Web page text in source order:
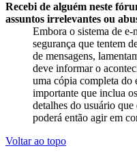
Recebi de alguém neste
assuntos irrelevantes ou
Embora o sistema de
segurança que tentem
de mensagens,
deve informar o
uma cópia completa do
importante que inclua
detalhes do usuário
poderá então agir em
Voltar ao topo